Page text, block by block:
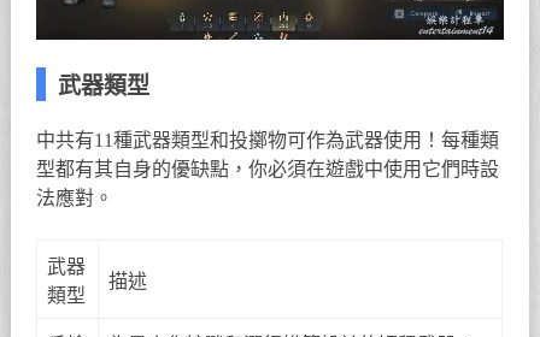
武器類型
中共有11種武器類型和投擲物可作為武器使用！每種類
型都有其自身的優缺點，你必須在遊戲中使用它們時設
法應對。
武器
類型
描述